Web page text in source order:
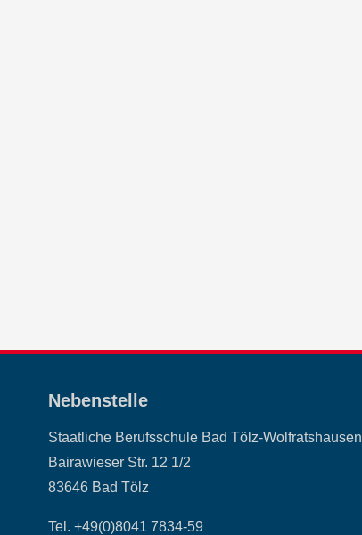
Nebenstelle
Staatliche Berufsschule Bad Tölz-Wolfratshausen
Bairawieser Str. 12 1/2
83646 Bad Tölz
Tel. +49(0)8041 7834-59